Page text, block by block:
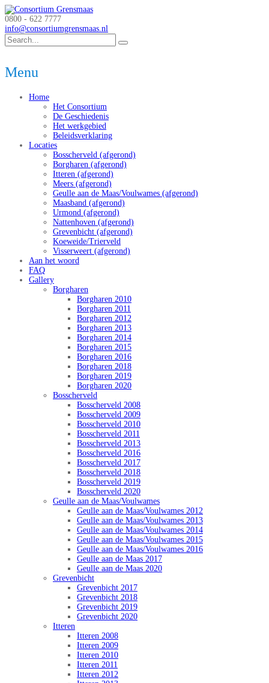
0800 - 622 7777
info@consortiumgrensmaas.nl
Menu
Home
Het Consortium
De Geschiedenis
Het werkgebied
Beleidsverklaring
Locaties
Bosscherveld (afgerond)
Borgharen (afgerond)
Itteren (afgerond)
Meers (afgerond)
Geulle aan de Maas/Voulwames (afgerond)
Maasband (afgerond)
Urmond (afgerond)
Nattenhoven (afgerond)
Grevenbicht (afgerond)
Koeweide/Trierveld
Visserweert (afgerond)
Aan het woord
FAQ
Gallery
Borgharen
Borgharen 2010
Borgharen 2011
Borgharen 2012
Borgharen 2013
Borgharen 2014
Borgharen 2015
Borgharen 2016
Borgharen 2018
Borgharen 2019
Borgharen 2020
Bosscherveld
Bosscherveld 2008
Bosscherveld 2009
Bosscherveld 2010
Bosscherveld 2011
Bosscherveld 2013
Bosscherveld 2016
Bosscherveld 2017
Bosscherveld 2018
Bosscherveld 2019
Bosscherveld 2020
Geulle aan de Maas/Voulwames
Geulle aan de Maas/Voulwames 2012
Geulle aan de Maas/Voulwames 2013
Geulle aan de Maas/Voulwames 2014
Geulle aan de Maas/Voulwames 2015
Geulle aan de Maas/Voulwames 2016
Geulle aan de Maas 2017
Geulle aan de Maas 2020
Grevenbicht
Grevenbicht 2017
Grevenbicht 2018
Grevenbicht 2019
Grevenbicht 2020
Itteren
Itteren 2008
Itteren 2009
Itteren 2010
Itteren 2011
Itteren 2012